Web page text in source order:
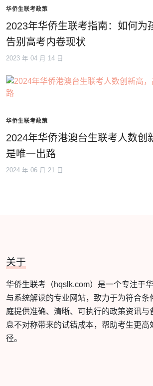
华侨生联考政策
2023年华侨生联考指南：如何为
告别高考内卷现状
2023 年 04 月 14 日
华侨生联考政策
2024年华侨港澳台生联考人数创
是唯一出路
2024 年 06 月 21 日
关于
华侨生联考（hqslk.com）是一个专注于
与系统解读的专业网站，致力于为符合条
庭提供准确、清晰、可执行的政策资讯与
息不对称带来的试错成本，帮助考生更高
径。